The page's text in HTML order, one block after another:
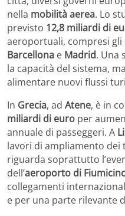
nella mobilità aerea. Lo
previsto 12,8 miliardi di
aeroportuali, compresi
Barcellona e Madrid. Una
la capacità del sistema,
alimentare nuovi flussi
In Grecia, ad Atene, è in
miliardi di euro per
annuale di passeggeri. A
lavori di ampliamento dei
riguarda soprattutto
dell’aeroporto di
collegamenti
e per una parte rilevante